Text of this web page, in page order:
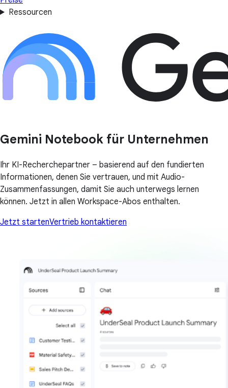
Ressourcen
Gemini Notebook für Unternehmen
Ihr KI-Recherchepartner – basierend auf den fundierten
Informationen, denen Sie vertrauen, und mit Audio-
Zusammenfassungen, damit Sie auch unterwegs lernen
können. Jetzt in allen Workspace-Abos enthalten.
Jetzt startenVertrieb kontaktieren